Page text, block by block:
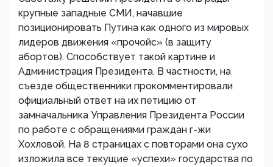
крупные западные СМИ, начавшие
позиционировать Путина как одного из мировых
лидеров движения «прочойс» (в защиту
абортов). Способствует такой картине и
Администрация Президента. В частности, на
съезде общественники прокомментировали
официальный ответ на их петицию от
замначальника Управления Президента России
по работе с обращениями граждан г-жи
Хохловой. На 8 страницах с повторами она сухо
изложила все текущие «успехи» государства по